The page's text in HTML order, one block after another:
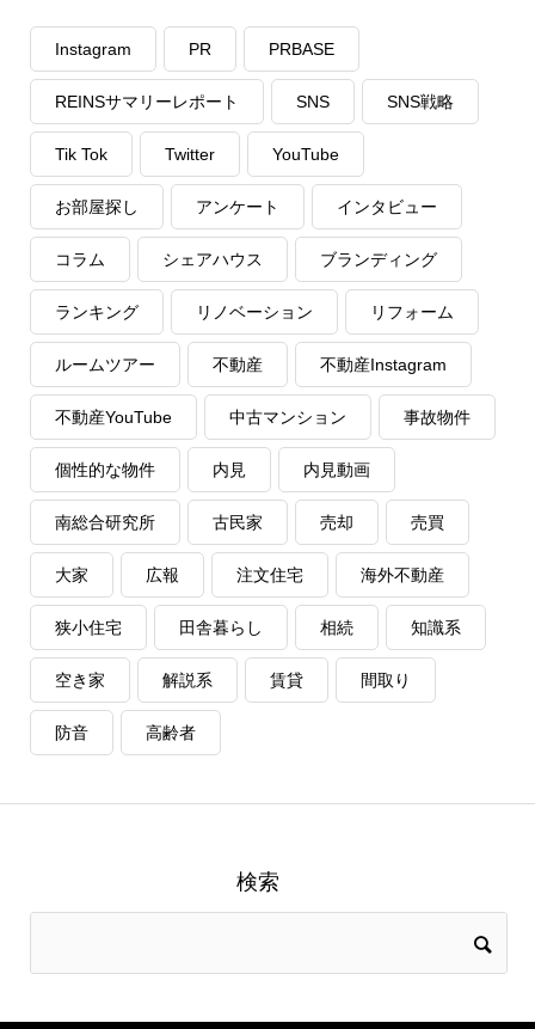
Instagram PR PRBASE
REINSサマリーレポート SNS SNS戦略
Tik Tok Twitter YouTube
お部屋探し アンケート インタビュー
コラム シェアハウス ブランディング
ランキング リノベーション リフォーム
ルームツアー 不動産 不動産Instagram
不動産YouTube 中古マンション 事故物件
個性的な物件 内見 内見動画
南総合研究所 古民家 売却 売買
大家 広報 注文住宅 海外不動産
狭小住宅 田舎暮らし 相続 知識系
空き家 解説系 賃貸 間取り
防音 高齢者
検索